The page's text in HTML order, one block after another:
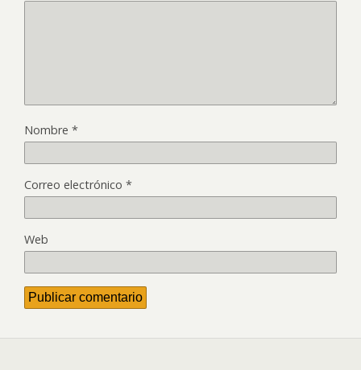
Nombre *
Correo electrónico *
Web